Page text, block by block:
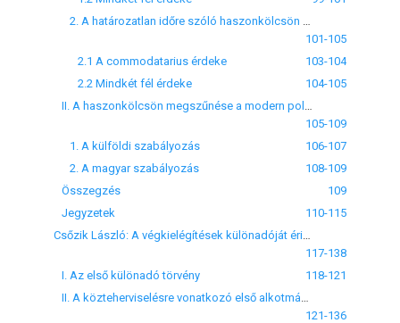
101-105
2.1 A commodatarius érdeke
103-104
2.2 Mindkét fél érdeke
104-105
105-109
1. A külföldi szabályozás
106-107
2. A magyar szabályozás
108-109
Összegzés
109
Jegyzetek
110-115
117-138
I. Az első különadó törvény
118-121
121-136